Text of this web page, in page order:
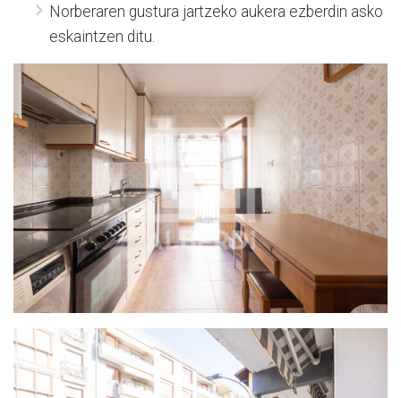
Norberaren gustura jartzeko aukera ezberdin asko
eskaintzen ditu.